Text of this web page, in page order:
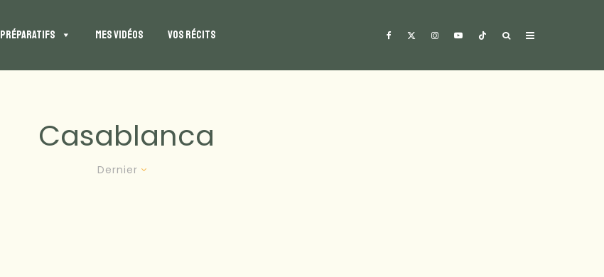
PRÉPARATIFS MES VIDÉOS VOS RÉCITS
Casablanca
Dernier